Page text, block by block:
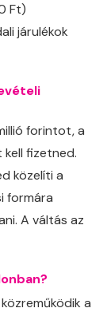
Ft)
járulékok
forintot, a
fizetned.
közelíti a
formára
A váltás az
a